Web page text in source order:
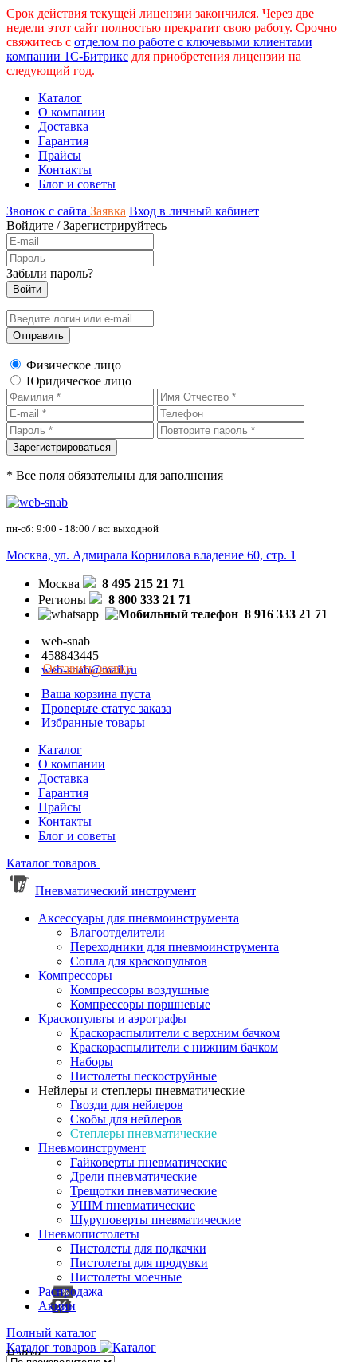
Срок действия текущей лицензии закончился. Через две
недели этот сайт полностью прекратит свою работу. Срочно
свяжитесь с отделом по работе с ключевыми клиентами
компании 1С-Битрикс для приобретения лицензии на
следующий год.
Каталог
О компании
Доставка
Гарантия
Прайсы
Контакты
Блог и советы
Звонок с сайта Заявка Вход в личный кабинет
Войдите /Зарегистрируйтесь
Забыли пароль?
Физическое лицо
Юридическое лицо
* Все поля обязательны для заполнения
пн-сб: 9:00 - 18:00 / вс: выходной
Москва, ул. Адмирала Корнилова владение 60, стр. 1
Москва
8 495 215 21 71
Регионы
8 800 333 21 71
8 916 333 21 71
web-snab
458843445
web-snab@mail.ru
Оставить заявку
Ваша корзина пуста
Проверьте статус заказа
Избранные товары
Каталог
О компании
Доставка
Гарантия
Прайсы
Контакты
Блог и советы
Каталог товаров
Пневматический инструмент
Аксессуары для пневмоинструмента
Влагоотделители
Переходники для пневмоинструмента
Сопла для краскопультов
Компрессоры
Компрессоры воздушные
Компрессоры поршневые
Краскопульты и аэрографы
Краскораспылители с верхним бачком
Краскораспылители с нижним бачком
Наборы
Пистолеты пескоструйные
Нейлеры и степлеры пневматические
Гвозди для нейлеров
Скобы для нейлеров
Степлеры пневматические
Пневмоинструмент
Гайковерты пневматические
Дрели пневматические
Трещотки пневматические
УШМ пневматические
Шуруповерты пневматические
Пневмопистолеты
Пистолеты для подкачки
Пистолеты для продувки
Пистолеты моечные
Распродажа
Акции
Полный каталог
Каталог товаров
Найти